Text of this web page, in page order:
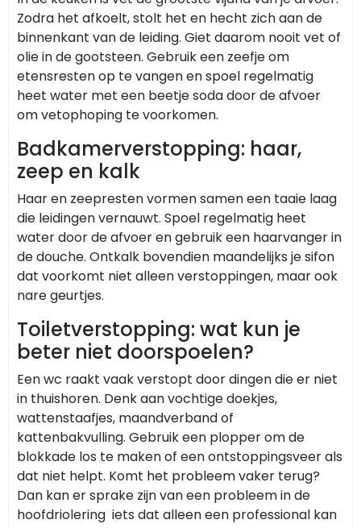
Zodra het afkoelt, stolt het en hecht zich aan de
binnenkant van de leiding. Giet daarom nooit vet of
olie in de gootsteen. Gebruik een zeefje om
etensresten op te vangen en spoel regelmatig
heet water met een beetje soda door de afvoer
om vetophoping te voorkomen.
Badkamerverstopping: haar,
zeep en kalk
Haar en zeepresten vormen samen een taaie laag
die leidingen vernauwt. Spoel regelmatig heet
water door de afvoer en gebruik een haarvanger in
de douche. Ontkalk bovendien maandelijks je sifon
dat voorkomt niet alleen verstoppingen, maar ook
nare geurtjes.
Toiletverstopping: wat kun je
beter niet doorspoelen?
Een wc raakt vaak verstopt door dingen die er niet
in thuishoren. Denk aan vochtige doekjes,
wattenstaafjes, maandverband of
kattenbakvulling. Gebruik een plopper om de
blokkade los te maken of een ontstoppingsveer als
dat niet helpt. Komt het probleem vaker terug?
Dan kan er sprake zijn van een probleem in de
hoofdriolering iets dat alleen een professional kan